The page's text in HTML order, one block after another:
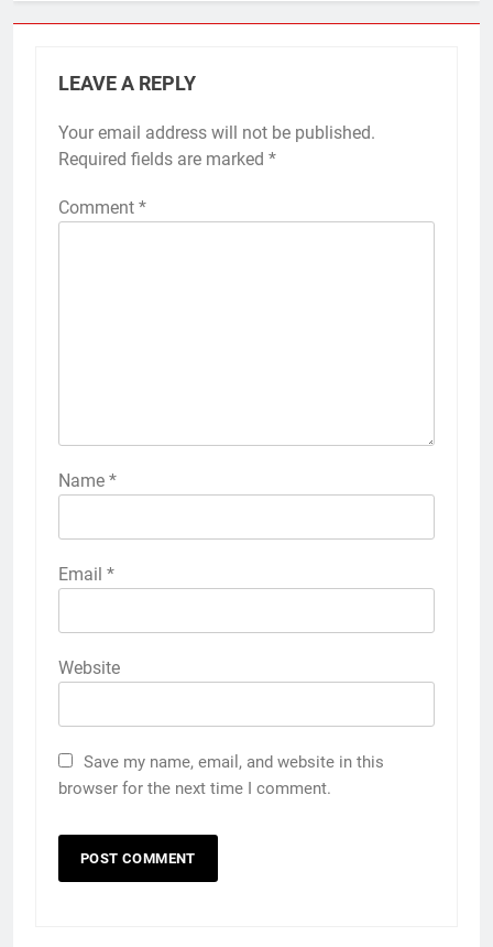
LEAVE A REPLY
Your email address will not be published.
Required fields are marked *
Comment *
Name *
Email *
Website
Save my name, email, and website in this
browser for the next time I comment.